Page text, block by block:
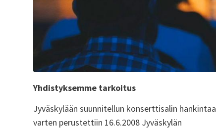
Yhdistyksemme tarkoitus
Jyväskylään suunnitellun konserttisalin hankintaa
varten perustettiin 16.6.2008 Jyväskylän